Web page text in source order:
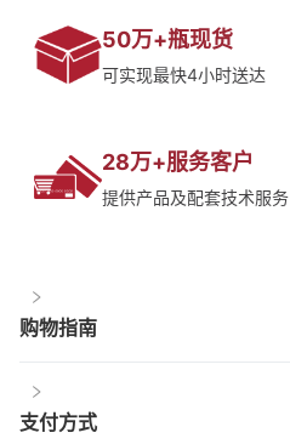
50万+瓶现货
可实现最快4小时送达
28万+服务客户
提供产品及配套技术服务
购物指南
支付方式